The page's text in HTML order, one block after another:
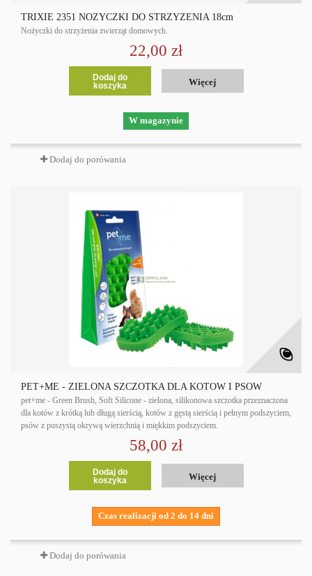
TRIXIE 2351 NOZYCZKI DO STRZYZENIA 18cm
Nożyczki do strzyżenia zwierząt domowych.
22,00 zł
Dodaj do
koszyka
Więcej
W magazynie
Dodaj do porówania
PET+ME - ZIELONA SZCZOTKA DLA KOTÓW I PSÓW
pet+me - Green Brush, Soft Silicone - zielona, silikonowa szczotka przeznaczona
dla kotów z krótką lub długą sierścią, kotów z gęstą sierścią i pełnym podszyciem,
psów z puszystą okrywą wierzchnią i miękkim podszyciem.
58,00 zł
Dodaj do
koszyka
Więcej
Czas realizacji od 2 do 14 dni
Dodaj do porówania